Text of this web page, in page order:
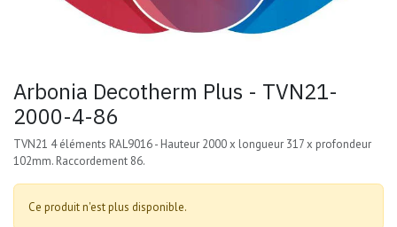
Arbonia Decotherm Plus - TVN21-
2000-4-86
TVN21 4 éléments RAL9016 - Hauteur 2000 x longueur 317 x profondeur
102mm. Raccordement 86.
Ce produit n'est plus disponible.